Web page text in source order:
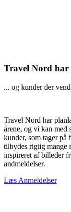
Travel Nord har
... og kunder der
Travel Nord har
årene, og vi kan med
kunder, som tager på
tilbydes rigtig mange
inspireret af billeder
andmeldelser.
Læs Anmeldelser